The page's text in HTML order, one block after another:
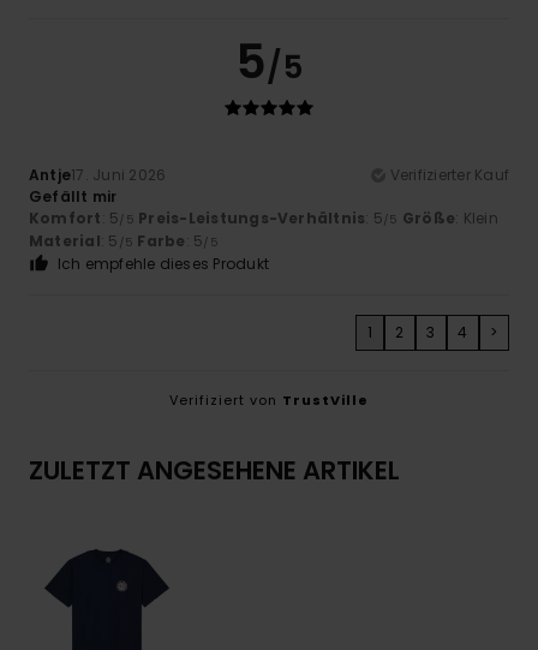
5/5
Antje17. Juni 2026
Verifizierter Kauf
Gefällt mir
Komfort: 5/5 Preis-Leistungs-Verhältnis: 5/5 Größe: Klein
Material: 5 /5 Farbe: 5/5
Ich empfehle dieses Produkt
1 2 3 4 >
Verifiziert von TrustVille
ZULETZT ANGESEHENE ARTIKEL